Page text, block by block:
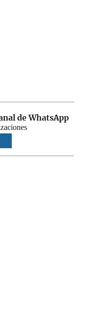
de WhatsApp